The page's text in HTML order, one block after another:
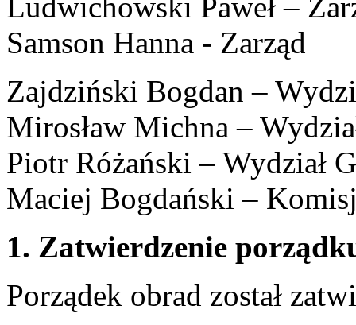
Samson Hanna - Zarząd
Zajdziński Bogdan –
Mirosław Michna –
Piotr Różański – Wydział
Maciej Bogdański –
1. Zatwierdzenie
Porządek obrad został